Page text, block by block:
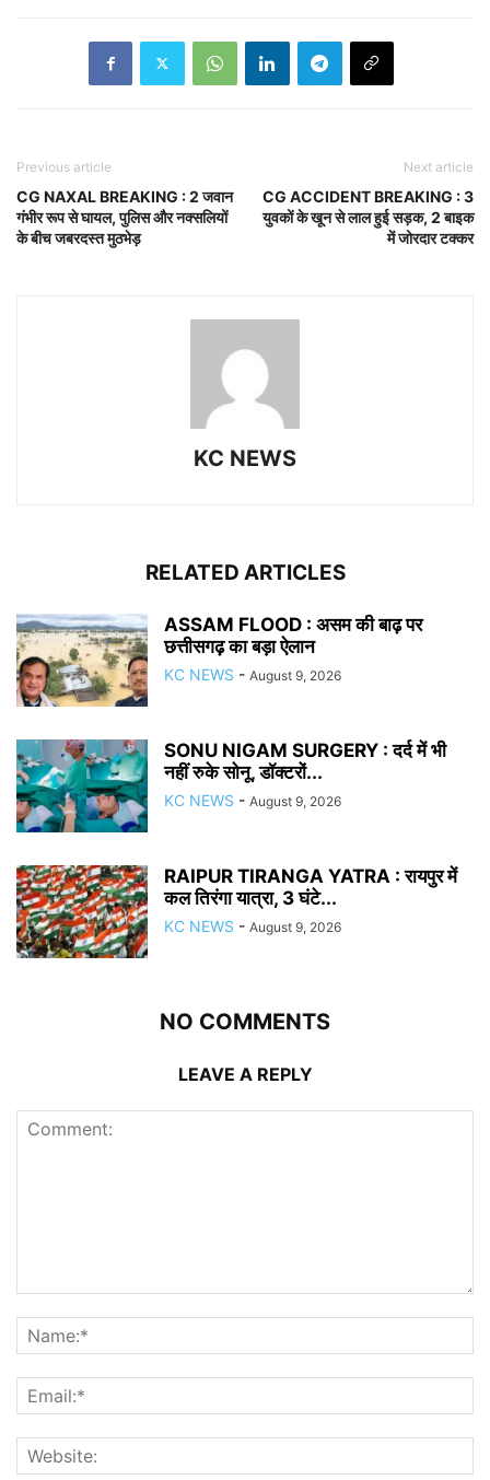
Previous article
CG NAXAL BREAKING : 2 जवान
गंभीर रूप से घायल, पुलिस और नक्सलियों
के बीच जबरदस्त मुठभेड़
Next article
CG ACCIDENT BREAKING : 3
युवकों के खून से लाल हुई सड़क, 2 बाइक
में जोरदार टक्कर
KC NEWS
RELATED ARTICLES
ASSAM FLOOD : असम की बाढ़ पर
छत्तीसगढ़ का बड़ा ऐलान
KC NEWS - August 9, 2026
SONU NIGAM SURGERY : दर्द में भी
नहीं रुके सोनू, डॉक्टरों...
KC NEWS - August 9, 2026
RAIPUR TIRANGA YATRA : रायपुर में
कल तिरंगा यात्रा, 3 घंटे...
KC NEWS - August 9, 2026
NO COMMENTS
LEAVE A REPLY